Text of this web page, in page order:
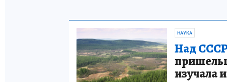
НАУКА
Над СССР
изучала